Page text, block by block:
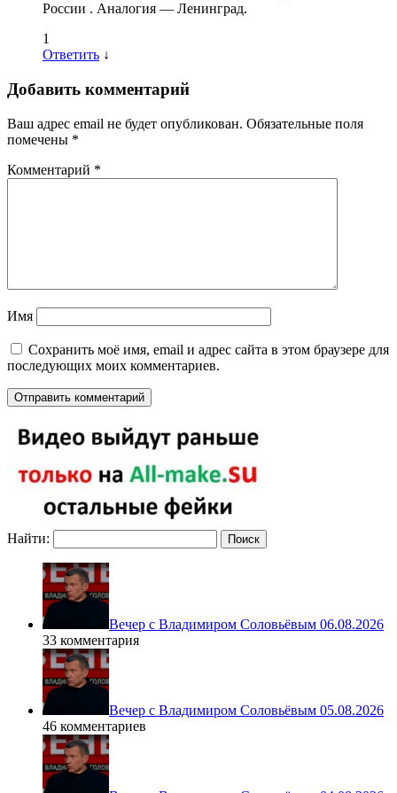
России . Аналогия — Ленинград.
1
Ответить ↓
Добавить комментарий
Ваш адрес email не будет опубликован. Обязательные поля
помечены *
Комментарий *
Имя
Сохранить моё имя, email и адрес сайта в этом браузере для
последующих моих комментариев.
Найти:
Вечер с Владимиром Соловьёвым 06.08.2026
33 комментария
Вечер с Владимиром Соловьёвым 05.08.2026
46 комментариев